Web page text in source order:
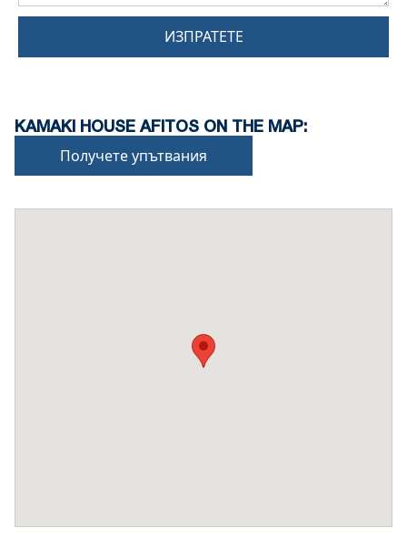
ИЗПРАТЕТЕ
KAMAKI HOUSE AFITOS ON THE MAP:
Получете упътвания